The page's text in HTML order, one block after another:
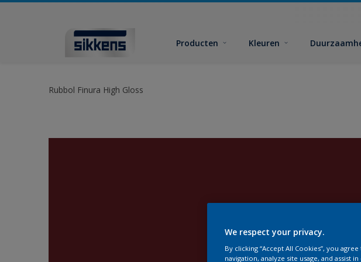
Producten Kleuren
Rubbol Finura High Gloss
We respect your privacy.
By clicking “Accept All Cookies”, you
navigation, analyze site usage, and assist